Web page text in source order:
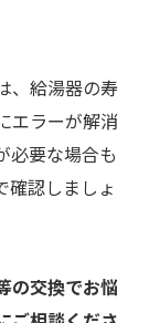
、給湯器の寿
エラーが解消
必要な場合も
確認しましょ
の交換でお悩